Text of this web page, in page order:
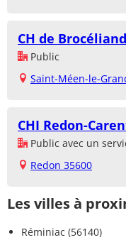
CH de
Public
Saint-Méen-le-
CHI Redon-
Public avec un
Redon 35600
Les villes à
Réminiac (56140)